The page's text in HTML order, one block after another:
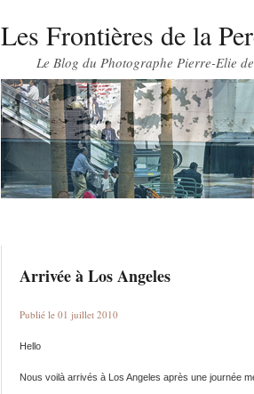
Les Frontières de la
Le Blog du Photographe Pierre-Elie
Arrivée à Los Angeles
Publié le 01 juillet 2010
Hello
Nous voilà arrivés à Los Angeles après une journée